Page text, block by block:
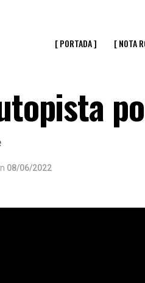
[ PORTADA ] [ NOTA
08/06/2022